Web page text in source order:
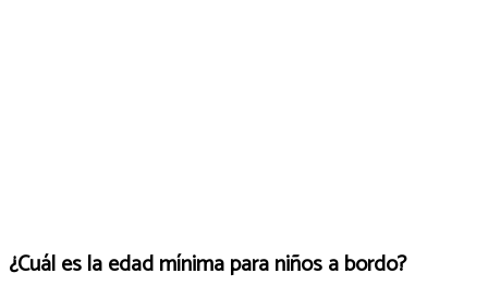
¿Cuál es la edad mínima para niños a bordo?